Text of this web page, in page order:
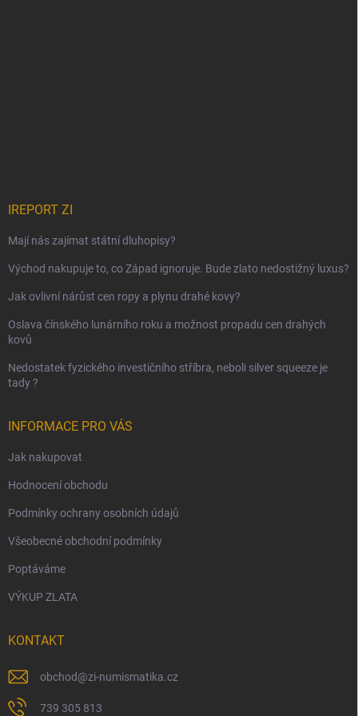
IREPORT ZI
Mají nás zajímat státní dluhopisy?
Východ nakupuje to, co Západ ignoruje. Bude zlato nedostižný luxus?
Jak ovlivní nárůst cen ropy a plynu drahé kovy?
Oslava čínského lunárního roku a možnost propadu cen drahých
kovů
Nedostatek fyzického investičního stříbra, neboli silver squeeze je
tady ?
INFORMACE PRO VÁS
Jak nakupovat
Hodnocení obchodu
Podmínky ochrany osobních údajů
Všeobecné obchodní podmínky
Poptáváme
VÝKUP ZLATA
KONTAKT
obchod@zi-numismatika.cz
739 305 813